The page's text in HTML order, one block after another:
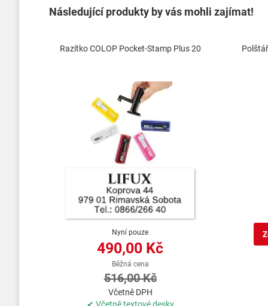
Následující produkty by vás mohli zajímat!
Razítko COLOP Pocket-Stamp Plus 20
Nyní pouze
490,00 Kč
Běžná cena
516,00 Kč
Včetně DPH